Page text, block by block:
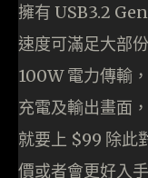
擁有 USB3.2
速度可滿足大部
100W 電力傳輸
充電及輸出畫面
就要上 $99 除此
價或者會更好入手